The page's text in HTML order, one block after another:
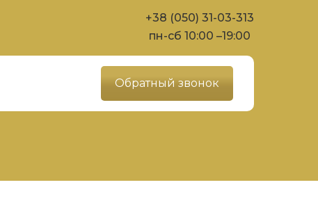
+38 (050) 31-03-313
пн-сб 10:00 –19:00
Обратный звонок